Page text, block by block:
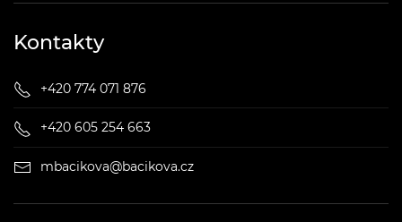
Kontakty
+420 774 071 876
+420 605 254 663
mbacikova@bacikova.cz